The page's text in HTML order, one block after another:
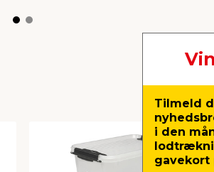
Tilmeld
i den
gavekort